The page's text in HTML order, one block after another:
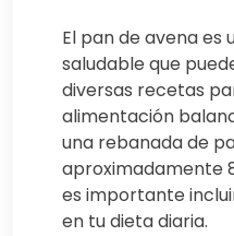
El pan de avena es
saludable que
diversas recetas
alimentación
una rebanada de
aproximadamente
es importante
en tu dieta diaria.